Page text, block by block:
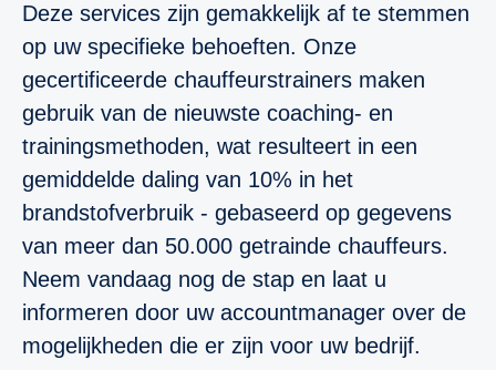
Deze services zijn gemakkelijk af te stemmen
op uw specifieke behoeften. Onze
gecertificeerde chauffeurstrainers maken
gebruik van de nieuwste coaching- en
trainingsmethoden, wat resulteert in een
gemiddelde daling van 10% in het
brandstofverbruik - gebaseerd op gegevens
van meer dan 50.000 getrainde chauffeurs.
Neem vandaag nog de stap en laat u
informeren door uw accountmanager over de
mogelijkheden die er zijn voor uw bedrijf.